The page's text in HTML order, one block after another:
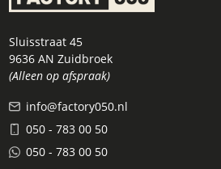
Sluisstraat 45
9636 AN Zuidbroek
(Alleen op afspraak)
info@factory050.nl
050 - 783 00 50
050 - 783 00 50